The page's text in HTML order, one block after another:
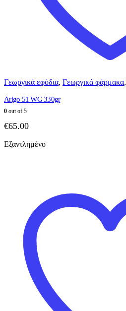
Γεωργικά εφόδια, Γεωργικά φάρμακα,
Arigo 51 WG 330gr
0 out of 5
€65.00
Εξαντλημένο